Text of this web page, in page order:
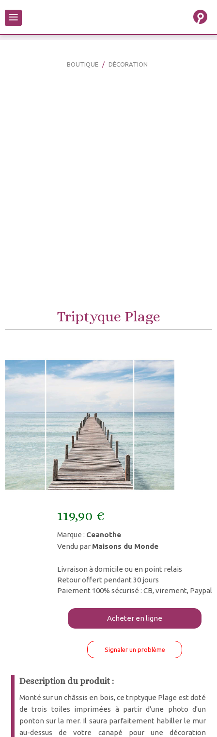
≡
BOUTIQUE DÉCORATION
Triptyque Plage
119,90 €
Marque : Ceanothe
Vendu par Maisons du Monde
Livraison à domicile ou en point relais
Retour offert pendant 30 jours
Paiement 100% sécurisé : CB, virement, Paypal
Acheter en ligne
Signaler un problème
Description du produit :
Monté sur un châssis en bois, ce triptyque Plage est doté
de trois toiles imprimées à partir d'une photo d'un
ponton sur la mer. Il saura parfaitement habiller le mur
au-dessus de votre canapé pour une décoration